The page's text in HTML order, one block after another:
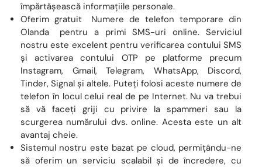
împărtășească informațiile personale.
Oferim gratuit
Numere de telefon temporare din
Olanda
pentru a primi SMS-uri online. Serviciul
nostru este excelent pentru verificarea contului SMS
și activarea contului OTP pe platforme precum
Instagram, Gmail, Telegram, WhatsApp, Discord,
Tinder, Signal și altele. Puteți folosi aceste numere de
telefon în locul celui real de pe Internet. Nu va trebui
să vă faceți griji cu privire la spammeri sau la
scurgerea numărului dvs. online. Acesta este un alt
avantaj cheie.
Sistemul nostru este bazat pe cloud, permițându-ne
să oferim un serviciu scalabil și de încredere, cu